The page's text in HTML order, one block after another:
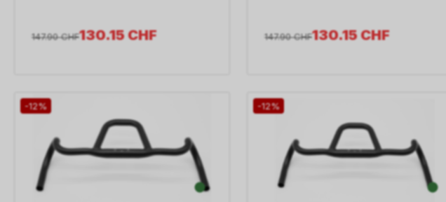
130.15CHF
147.90 CHF 130.15CHF
147.90 CHF
-12% -12%